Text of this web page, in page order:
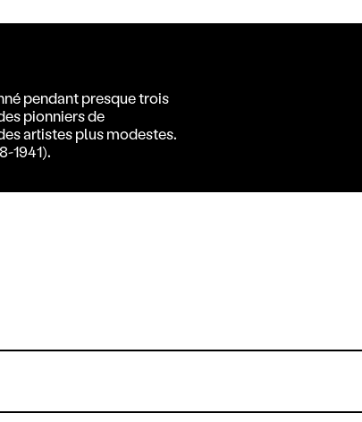
pendant presque trois
pionniers de
artistes plus modestes.
1941).